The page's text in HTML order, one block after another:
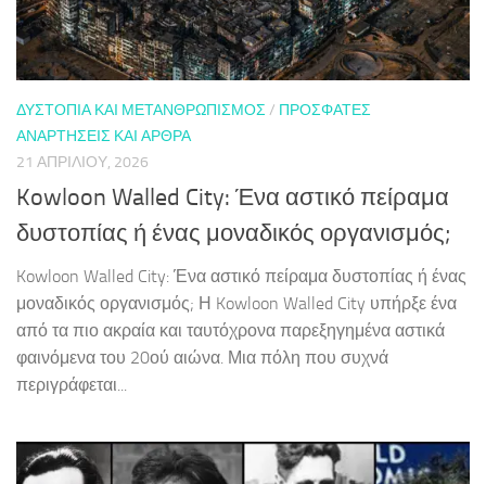
ΔΥΣΤΟΠΊΑ ΚΑΙ ΜΕΤΑΝΘΡΩΠΙΣΜΌΣ / ΠΡΌΣΦΑΤΕΣ
ΑΝΑΡΤΉΣΕΙΣ ΚΑΙ ΆΡΘΡΑ
21 ΑΠΡΙΛΊΟΥ, 2026
Kowloon Walled City: Ένα αστικό πείραμα
δυστοπίας ή ένας μοναδικός οργανισμός;
Kowloon Walled City: Ένα αστικό πείραμα δυστοπίας ή ένας
μοναδικός οργανισμός; Η Kowloon Walled City υπήρξε ένα
από τα πιο ακραία και ταυτόχρονα παρεξηγημένα αστικά
φαινόμενα του 20ού αιώνα. Μια πόλη που συχνά
περιγράφεται...